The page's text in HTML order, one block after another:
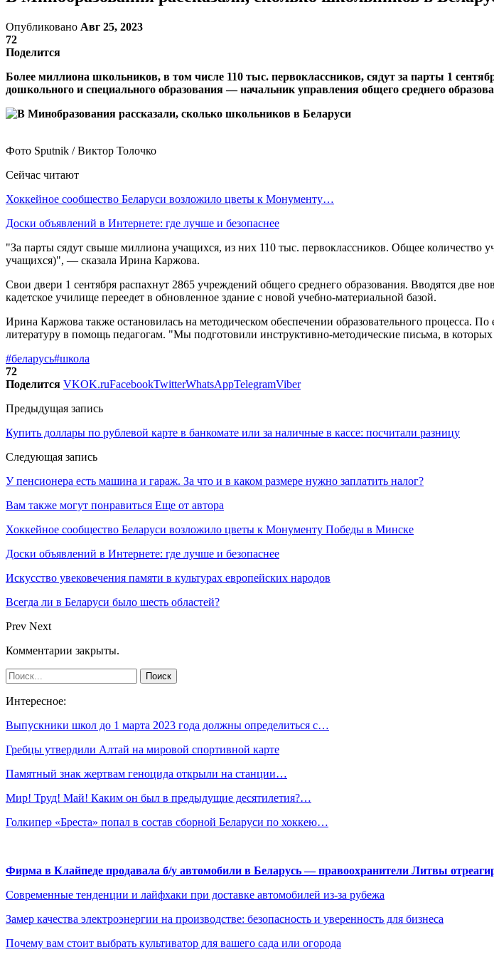
Опубликовано Авг 25, 2023
72
Поделится
Более миллиона школьников, в том числе 110 тыс. первоклассников, сядут за парты 1
дошкольного и специального образования — начальник управления общего среднего
Фото Sputnik / Виктор Толочко
Сейчас читают
Хоккейное сообщество Беларуси возложило цветы к Монументу…
Доски объявлений в Интернете: где лучше и безопаснее
"За парты сядут свыше миллиона учащихся, из них 110 тыс. первоклассников. Общее количество
учащихся)", — сказала Ирина Каржова.
Свои двери 1 сентября распахнут 2865 учреждений общего среднего образования. Вводятся две
кадетское училище переедет в обновленное здание с новой учебно-материальной базой.
Ирина Каржова также остановилась на методическом обеспечении образовательного процесса.
литературу в помощь педагогам. "Мы подготовили инструктивно-методические письма, в
#беларусь#школа
72
Поделится VKOK.ruFacebookTwitterWhatsAppTelegramViber
Предыдущая запись
Купить доллары по рублевой карте в банкомате или за наличные в кассе: посчитали разницу
Следующая запись
У пенсионера есть машина и гараж. За что и в каком размере нужно заплатить налог?
Вам также могут понравиться Еще от автора
Хоккейное сообщество Беларуси возложило цветы к Монументу Победы в Минске
Доски объявлений в Интернете: где лучше и безопаснее
Искусство увековечения памяти в культурах европейских народов
Всегда ли в Беларуси было шесть областей?
Prev Next
Комментарии закрыты.
Интересное:
Выпускники школ до 1 марта 2023 года должны определиться с…
Гребцы утвердили Алтай на мировой спортивной карте
Памятный знак жертвам геноцида открыли на станции…
Мир! Труд! Май! Каким он был в предыдущие десятилетия?…
Голкипер «Бреста» попал в состав сборной Беларуси по хоккею…
Фирма в Клайпеде продавала б/у автомобили в Беларусь — правоохранители Литвы
Современные тенденции и лайфхаки при доставке автомобилей из-за рубежа
Замер качества электроэнергии на производстве: безопасность и уверенность для бизнеса
Почему вам стоит выбрать культиватор для вашего сада или огорода